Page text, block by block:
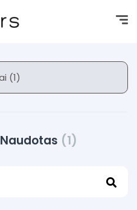
Filtrai (1)
Naudotas (1)